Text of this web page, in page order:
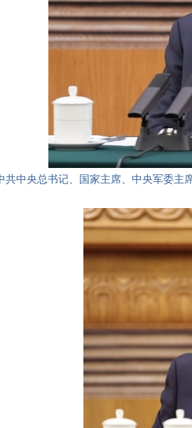
共中央总书记、国家主席、中央军委主